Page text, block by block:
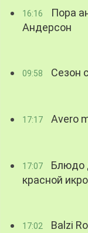
16:16
Пора
Андерсон
09:58 Сезон
17:17 Avero
17:07
Блюдо
красной
17:02
Balzi